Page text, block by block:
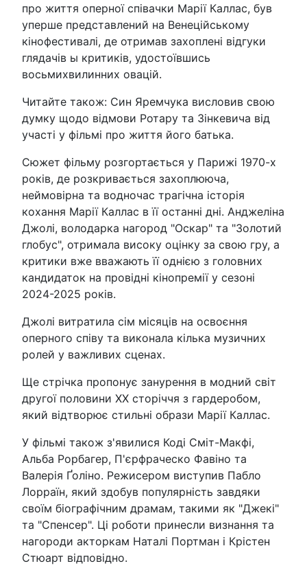
про життя оперної співачки Марії Каллас, був
уперше представлений на Венеційському
кінофестивалі, де отримав захоплені відгуки
глядачів ы критиків, удостоївшись
восьмихвилинних овацій.
Читайте також: Син Яремчука висловив свою
думку щодо відмови Ротару та Зінкевича від
участі у фільмі про життя його батька.
Сюжет фільму розгортається у Парижі 1970-х
років, де розкривається захоплююча,
неймовірна та водночас трагічна історія
кохання Марії Каллас в її останні дні. Анджеліна
Джолі, володарка нагород "Оскар" та "Золотий
глобус", отримала високу оцінку за свою гру, а
критики вже вважають її однією з головних
кандидаток на провідні кінопремії у сезоні
2024-2025 років.
Джолі витратила сім місяців на освоєння
оперного співу та виконала кілька музичних
ролей у важливих сценах.
Ще стрічка пропонує занурення в модний світ
другої половини XX сторіччя з гардеробом,
який відтворює стильні образи Марії Каллас.
У фільмі також з'явилися Коді Сміт-Макфі,
Альба Рорбагер, П'єрфраческо Фавіно та
Валерія Ґоліно. Режисером виступив Пабло
Лорраїн, який здобув популярність завдяки
своїм біографічним драмам, такими як "Джекі"
та "Спенсер". Ці роботи принесли визнання та
нагороди акторкам Наталі Портман і Крістен
Стюарт відповідно.